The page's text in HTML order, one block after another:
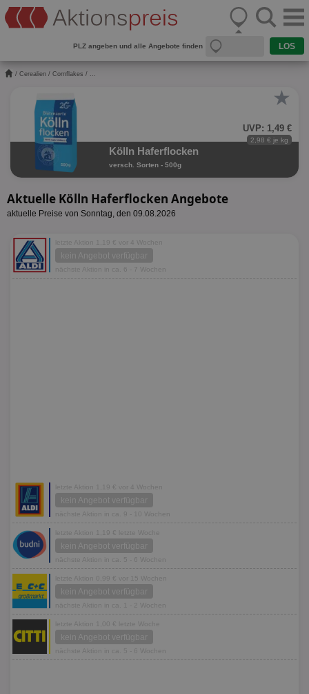
PLZ angeben und alle Angebote finden
/ Cerealien / Cornflakes / ...
★
UVP: 1,49 €
2,98 € je kg
Kölln Haferflocken
versch. Sorten - 500g
Aktuelle Kölln Haferflocken Angebote
aktuelle Preise von Sonntag, den 09.08.2026
letzte Aktion 1,19 € vor 4 Wochen
kein Angebot verfügbar
nächste Aktion in ca. 6 - 7 Wochen
letzte Aktion 1,19 € vor 4 Wochen
kein Angebot verfügbar
nächste Aktion in ca. 9 - 10 Wochen
letzte Aktion 1,19 € letzte Woche
kein Angebot verfügbar
nächste Aktion in ca. 5 - 6 Wochen
letzte Aktion 0,99 € vor 15 Wochen
kein Angebot verfügbar
nächste Aktion in ca. 1 - 2 Wochen
letzte Aktion 1,00 € letzte Woche
kein Angebot verfügbar
nächste Aktion in ca. 5 - 6 Wochen